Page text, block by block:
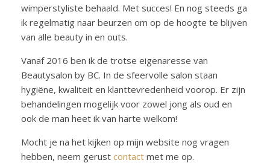
wimperstyliste behaald. Met succes! En nog steeds ga
ik regelmatig naar beurzen om op de hoogte te blijven
van alle beauty in en outs.
Vanaf 2016 ben ik de trotse eigenaresse van
Beautysalon by BC. In de sfeervolle salon staan
hygiëne, kwaliteit en klanttevredenheid voorop. Er zijn
behandelingen mogelijk voor zowel jong als oud en
ook de man heet ik van harte welkom!
Mocht je na het kijken op mijn website nog vragen
hebben, neem gerust contact met me op.